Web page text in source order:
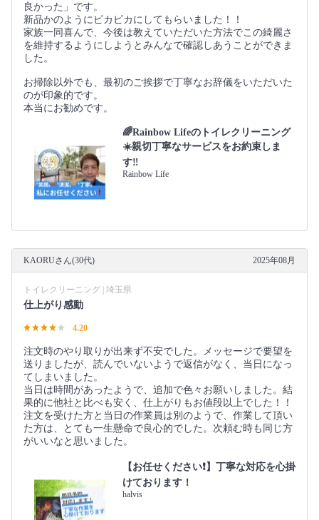
良かった」です。
新品かのようにピカピカにしてもらいました！！
家族一同喜んで、今後は教えていただいた方法でこの綺麗さ
を維持するようにしようとみんなで確認しあうことができま
した。
お掃除以外でも、最初のご挨拶で丁寧なお辞儀をいただいた
のが印象的です。
本当にお勧めです。
🌈Rainbow Lifeのトイレクリーニング
☀️親切丁寧なサービスをお約束しま
す‼️
Rainbow Life
KAORUさん(30代) 2025年08月
トイレクリーニング | 埼玉県
仕上がり感動
4.20
注文時のやり取りが出来ず不安でした。メッセージで要望を
送りましたが、読んでいないようで返信がなく、当日になっ
てしまいました。
当日は時間があったようで、追加で色々お願いしました。結
果的に他社と比べも安く、仕上がりもお値段以上でした！！
注文を受けた方と当日の作業員は別のようで、作業して頂い
た方は、とても一生懸命で良心的でした。次頼む時も同じ方
がいいなと思いました。
【お任せください❗️】丁寧な対応を心掛
けております！
halvis